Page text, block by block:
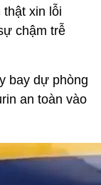
xin lỗi
chậm trễ
bay dự phòng
an toàn vào